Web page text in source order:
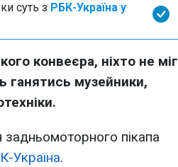
суть з РБК-Україна у
конвеєра, ніхто не міг
ганятись музейники,
пікапа
Україна.